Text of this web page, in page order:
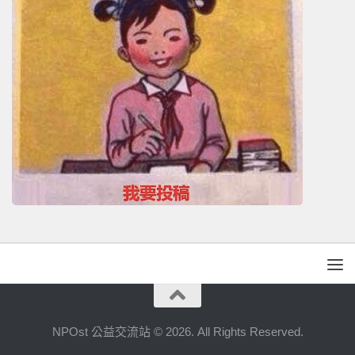
NPOst 公益交流站 © 2026. All Rights Reserved.